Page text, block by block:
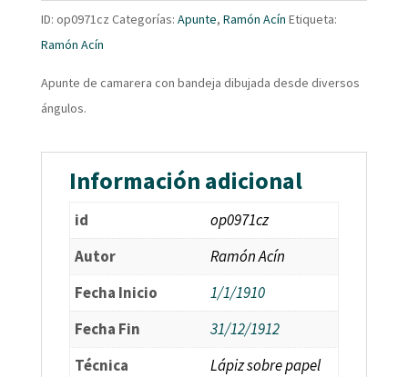
ID: op0971cz Categorías: Apunte, Ramón Acín Etiqueta:
Ramón Acín
Apunte de camarera con bandeja dibujada desde diversos
ángulos.
Información adicional
id
op0971cz
Autor
Ramón Acín
Fecha Inicio
1/1/1910
Fecha Fin
31/12/1912
Técnica
Lápiz sobre papel